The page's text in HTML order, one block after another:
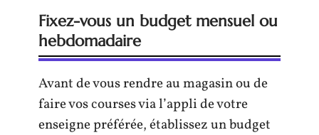
Fixez-vous un budget mensuel ou
hebdomadaire
Avant de vous rendre au magasin ou de
faire vos courses via l’appli de votre
enseigne préférée, établissez un budget